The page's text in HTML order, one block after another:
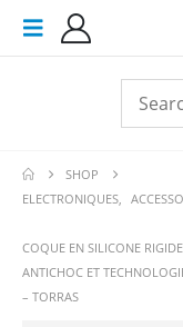
SHOP
ELECTRONIQUES,
COQUE EN SILICONE
ANTICHOC ET
– TORRAS